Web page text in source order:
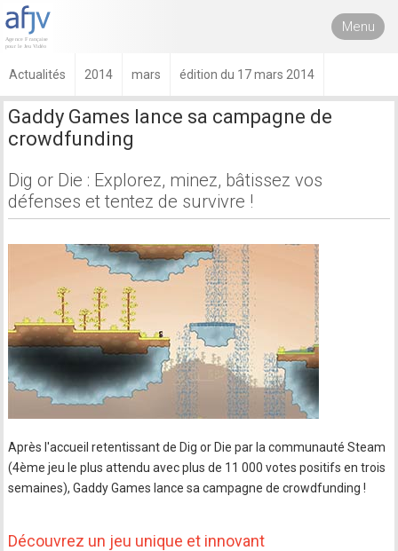
Menu
Actualités 2014 mars édition du 17 mars 2014
Gaddy Games lance sa campagne de
crowdfunding
Dig or Die : Explorez, minez, bâtissez vos
défenses et tentez de survivre !
Après l'accueil retentissant de Dig or Die par la communauté Steam
(4ème jeu le plus attendu avec plus de 11 000 votes positifs en trois
semaines), Gaddy Games lance sa campagne de crowdfunding !
Découvrez un jeu unique et innovant